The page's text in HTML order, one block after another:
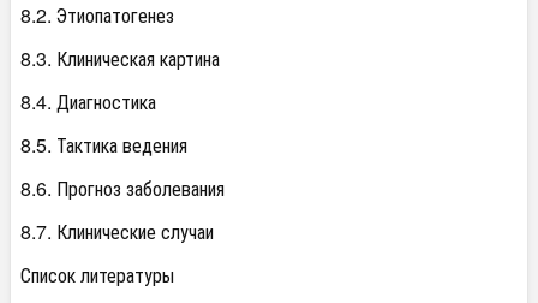
8.2. Этиопатогенез
8.3. Клиническая картина
8.4. Диагностика
8.5. Тактика ведения
8.6. Прогноз заболевания
8.7. Клинические случаи
Список литературы